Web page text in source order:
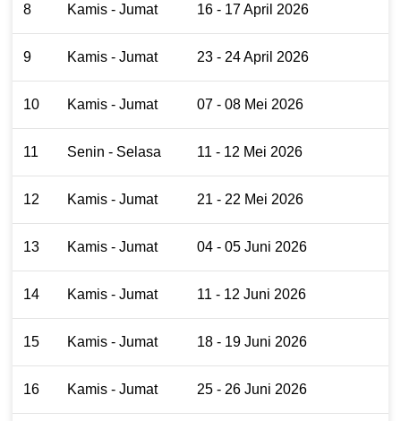
8 Kamis - Jumat 16 - 17 April 2026
9 Kamis - Jumat 23 - 24 April 2026
10 Kamis - Jumat 07 - 08 Mei 2026
11 Senin - Selasa 11 - 12 Mei 2026
12 Kamis - Jumat 21 - 22 Mei 2026
13 Kamis - Jumat 04 - 05 Juni 2026
14 Kamis - Jumat 11 - 12 Juni 2026
15 Kamis - Jumat 18 - 19 Juni 2026
16 Kamis - Jumat 25 - 26 Juni 2026